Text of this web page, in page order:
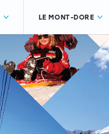
LE MONT-DORE